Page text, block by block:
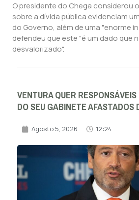
O presidente do Chega considerou
sobre a dívida pública evidenciam
do Governo, além de uma "enorme
defendeu que este "é um dado que
desvalorizado".
VENTURA QUER
DO SEU GABINETE AFASTADOS
Agosto 5, 2026 12:24